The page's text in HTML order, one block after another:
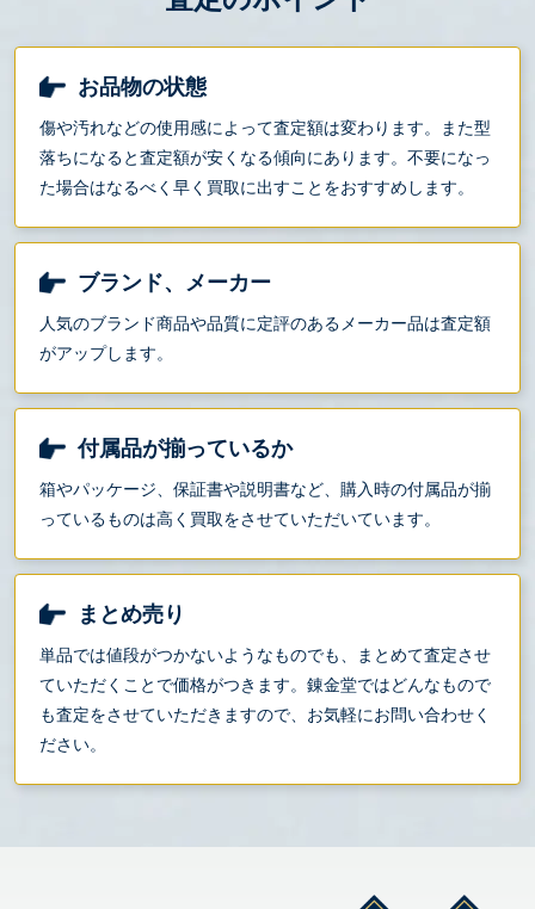
お品物の状態
傷や汚れなどの使用感によって査定額は変わります。また型
落ちになると査定額が安くなる傾向にあります。不要になっ
た場合はなるべく早く買取に出すことをおすすめします。
ブランド、メーカー
人気のブランド商品や品質に定評のあるメーカー品は査定額
がアップします。
付属品が揃っているか
箱やパッケージ、保証書や説明書など、購入時の付属品が揃
っているものは高く買取をさせていただいています。
まとめ売り
単品では値段がつかないようなものでも、まとめて査定させ
ていただくことで価格がつきます。錬金堂ではどんなもので
も査定をさせていただきますので、お気軽にお問い合わせく
ださい。